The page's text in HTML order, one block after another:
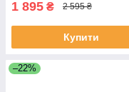
1 895 ₴ 2 595 ₴
Купити
–22%